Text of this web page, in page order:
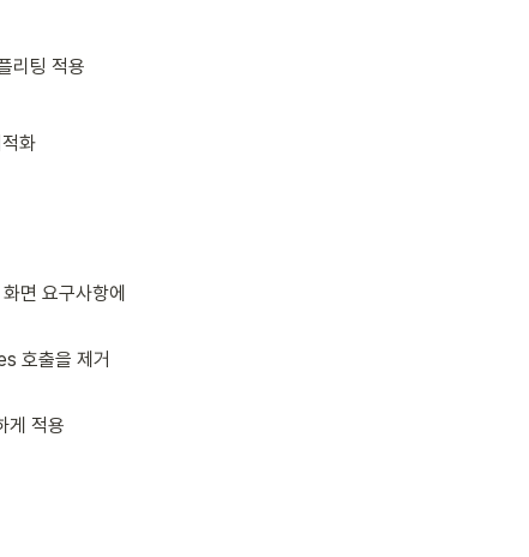
리팅 적용
화
면 요구사항에
호출을 제거
게 적용